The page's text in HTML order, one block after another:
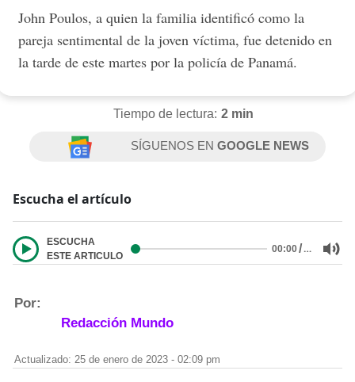
John Poulos, a quien la familia identificó como la
pareja sentimental de la joven víctima, fue detenido en
la tarde de este martes por la policía de Panamá.
Tiempo de lectura: 2 min
SÍGUENOS ENGOOGLE NEWS
Escucha el artículo
ESCUCHA
ESTE ARTICULO
00:00/…
Por:
Redacción Mundo
Actualizado: 25 de enero de 2023 - 02:09 pm